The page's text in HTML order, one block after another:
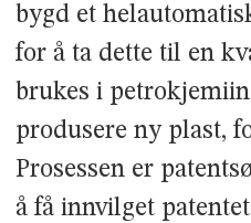
bygd et
for å ta dette til en
brukes i
produsere ny plast,
Prosessen er
å få innvilget